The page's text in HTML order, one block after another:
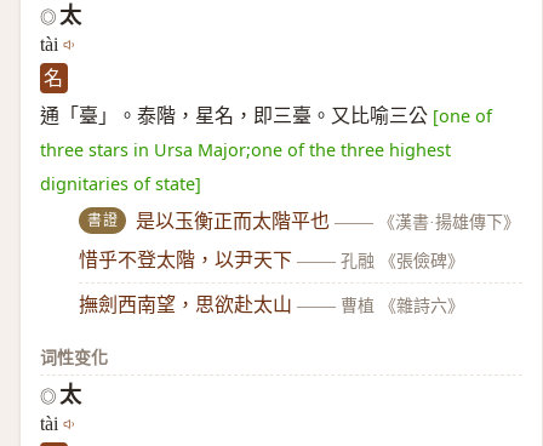
◎ 太
tài
名
通「臺」。泰階，星名，即三臺。又比喻三公 [one of
three stars in Ursa Major;one of the three highest
dignitaries of state]
書證 是以玉衡正而太階平也 —— 《漢書·揚雄傳下》
惜乎不登太階，以尹天下 —— 孔融 《張儉碑》
撫劍西南望，思欲赴太山 —— 曹植 《雜詩六》
词性变化
◎ 太
tài